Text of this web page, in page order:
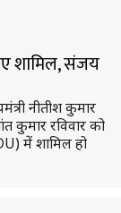
शामिल, संजय
नीतीश कुमार
कुमार रविवार को
में शामिल हो